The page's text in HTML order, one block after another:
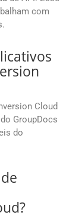
com
Cloud
GroupDocs
do